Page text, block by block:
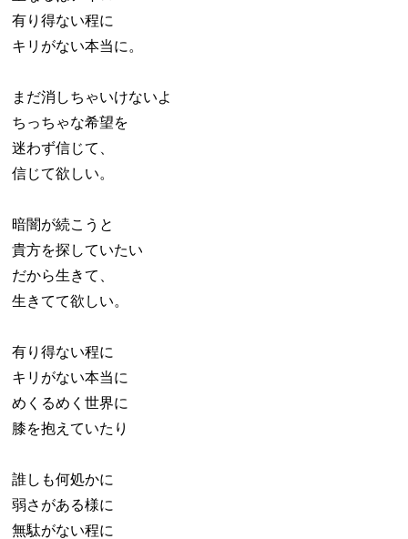
有り得ない程に
キリがない本当に。
まだ消しちゃいけないよ
ちっちゃな希望を
迷わず信じて、
信じて欲しい。
暗闇が続こうと
貴方を探していたい
だから生きて、
生きてて欲しい。
有り得ない程に
キリがない本当に
めくるめく世界に
膝を抱えていたり
誰しも何処かに
弱さがある様に
無駄がない程に